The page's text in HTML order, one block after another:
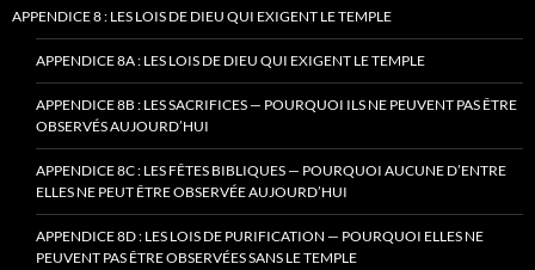
APPENDICE 8 : LES LOIS DE DIEU QUI EXIGENT LE TEMPLE
APPENDICE 8A : LES LOIS DE DIEU QUI EXIGENT LE TEMPLE
APPENDICE 8B : LES SACRIFICES — POURQUOI ILS NE PEUVENT PAS ÊTRE
OBSERVÉS AUJOURD’HUI
APPENDICE 8C : LES FÊTES BIBLIQUES — POURQUOI AUCUNE D’ENTRE
ELLES NE PEUT ÊTRE OBSERVÉE AUJOURD’HUI
APPENDICE 8D : LES LOIS DE PURIFICATION — POURQUOI ELLES NE
PEUVENT PAS ÊTRE OBSERVÉES SANS LE TEMPLE